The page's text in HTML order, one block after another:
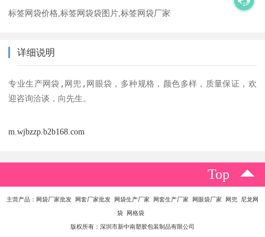
标签网袋价格,标签网袋袋图片,标签网袋厂家
详细说明
专业生产网袋,网兜,网眼袋，多种规格，颜色多样，质量保证，欢
迎咨询洽谈，向先生。
m.wjbzzp.b2b168.com
Top
主营产品：网袋厂家批发 网套厂家批发 网袋生产厂家 网套生产厂家 网眼袋厂家 网兜 尼龙网
袋 网格袋
版权所有：深圳市新中南塑胶包装制品有限公司